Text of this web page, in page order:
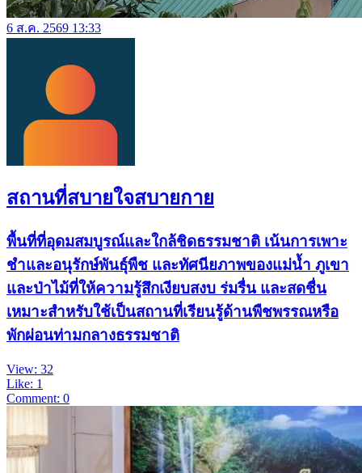
6 ส.ค. 2569 13:33
สถานที่สบายใจสบายกาย
พื้นที่ที่อุดมสมบูรณ์และใกล้ชิดธรรมชาติ เน้นการเพาะ
ชำและอนุรักษ์พันธุ์พืช และทัศนียภาพของแม่น้ำ ภูเขา
และป่าไม้ที่ให้ความรู้สึกเงียบสงบ ร่มรื่น และสดชื่น
เหมาะสำหรับใช้เป็นสถานที่เรียนรู้ด้านพืชพรรณหรือ
พักผ่อนท่ามกลางธรรมชาติ
View: 32
Like: 1
Comment: 0